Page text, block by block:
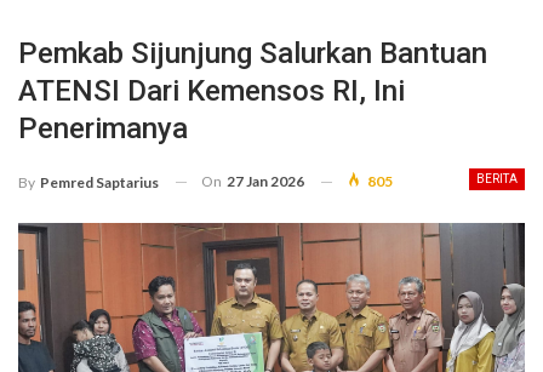
Pemkab Sijunjung Salurkan Bantuan
ATENSI Dari Kemensos RI, Ini
Penerimanya
BERITA
By Pemred Saptarius On 27 Jan 2026 805